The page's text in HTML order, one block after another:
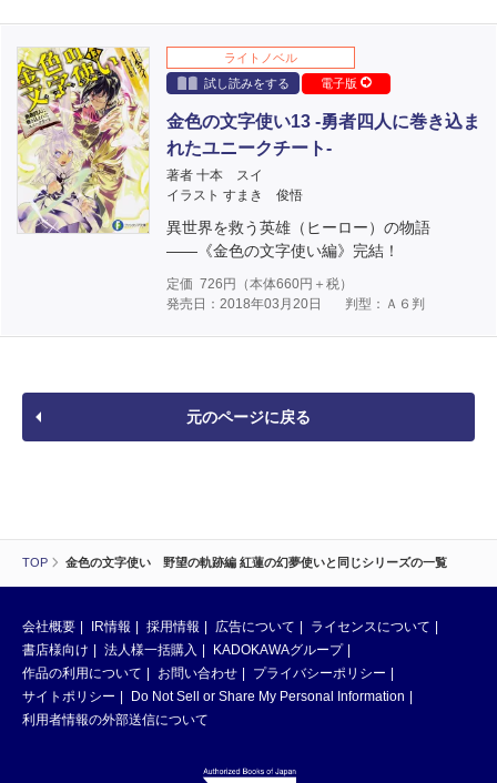
TOP 金色の文字使い 野望の軌跡編 紅蓮の幻夢使いと同じシリーズの一覧
ライトノベル
試し読みをする
電子版
金色の文字使い13 ‐勇者四人に巻き込ま
れたユニークチート‐
著者 十本 スイ
イラスト すまき 俊悟
異世界を救う英雄（ヒーロー）の物語
――《金色の文字使い編》完結！
定価 726 円（本体660円＋税）
発売日：2018年03月20日
判型：Ａ６判
元のページに戻る
会社概要 IR情報 採用情報 広告について
ライセンスについて
書店様向け
法人様一括購入
KADOKAWAグループ
作品の利用について
お問い合わせ
プライバシーポリシー
サイトポリシー
Do Not Sell or Share My Personal Information
利用者情報の外部送信について